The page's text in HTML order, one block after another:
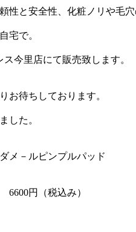
性と安全性、化粧ノリや毛穴
宅で。
今里店にて販売致します。
お待ちしております。
した。
ルピンプルパッド
円（税込み）